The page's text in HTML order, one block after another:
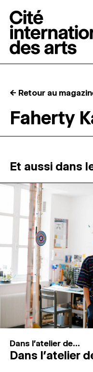
RÉSIDENCES ↓
ATELIERS OUVERTS
PROGRAMMATION
MAGAZINE
ESPACES DE
Recherche
Connexion
← Retour au
Faherty
Et aussi dans
Dans l'atelier de...
Dans l’atelier